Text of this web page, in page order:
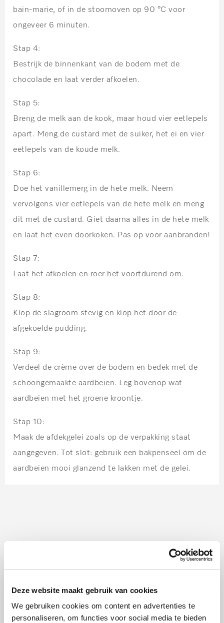
Deze website maakt gebruik van cookies
We gebruiken cookies om content en advertenties te
personaliseren, om functies voor social media te bieden
bain-marie, of in de stoomoven op 90 °C voor
ongeveer 6 minuten.
Stap 4:
Bestrijk de binnenkant van de bodem met de
chocolade en laat verder afkoelen.
Stap 5:
Breng de melk aan de kook, maar houd vier eetlepels
apart. Meng de custard met de suiker, het ei en vier
eetlepels van de koude melk.
Stap 6:
Doe het vanillemerg in de hete melk. Neem
vervolgens vier eetlepels van de hete melk en meng
dit met de custard. Giet daarna alles in de hete melk
en laat het even doorkoken. Pas op voor aanbranden!
Stap 7:
Laat het afkoelen en roer het voortdurend om.
Stap 8:
Klop de slagroom stevig en klop het door de
afgekoelde pudding.
Stap 9:
Verdeel de crème over de bodem en bedek met de
schoongemaakte aardbeien. Leg bovenop wat
aardbeien met het groene kroontje.
Stap 10:
Maak de afdekgelei zoals op de verpakking staat
aangegeven. Tot slot: gebruik een bakpenseel om de
aardbeien mooi glanzend te lakken met de gelei.